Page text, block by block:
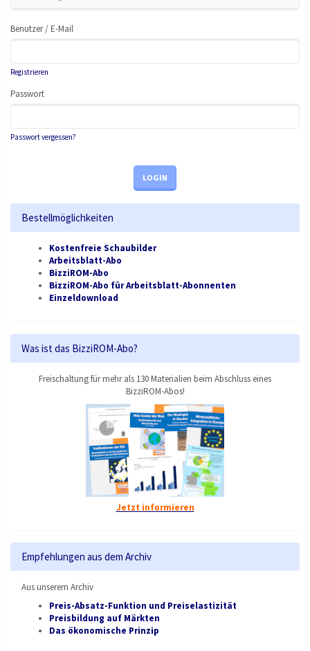
Benutzer / E-Mail
Registrieren
Passwort
Passwort vergessen?
LOGIN
Bestellmöglichkeiten
Kostenfreie Schaubilder
Arbeitsblatt-Abo
BizziROM-Abo
BizziROM-Abo für Arbeitsblatt-Abonnenten
Einzeldownload
Was ist das BizziROM-Abo?
Freischaltung für mehr als 130 Materialien beim Abschluss eines
BizziROM-Abos!
Jetzt informieren
Empfehlungen aus dem Archiv
Aus unserem Archiv
Preis-Absatz-Funktion und Preiselastizität
Preisbildung auf Märkten
Das ökonomische Prinzip